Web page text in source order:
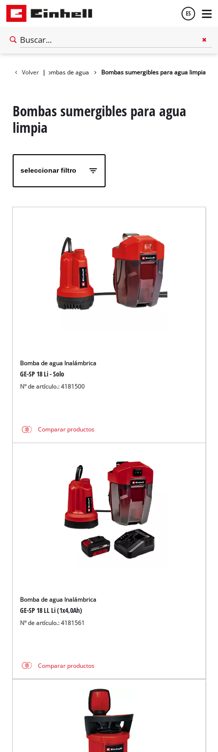
ES
Volver |
Jardín Bombas de agua Bombas sumergibles para agua limpia
Bombas sumergibles para agua
limpia
seleccionar filtro
Bomba de agua Inalámbrica
GE-SP 18 Li - Solo
Nº de artículo.: 4181500
Comparar productos
Bomba de agua Inalámbrica
GE-SP 18 LL Li (1x4,0Ah)
Nº de artículo.: 4181561
Comparar productos